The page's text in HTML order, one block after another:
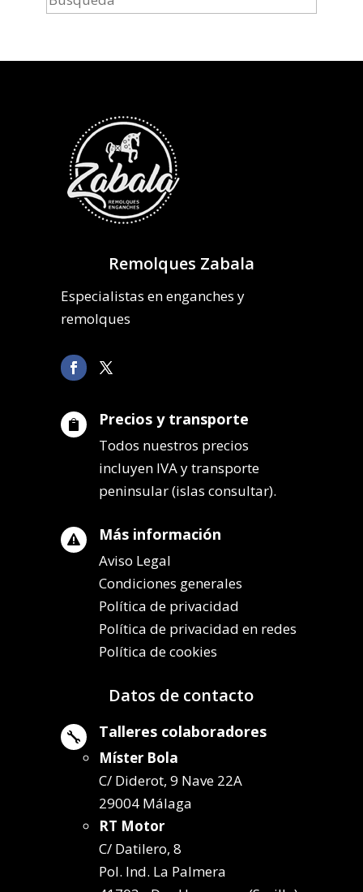
Remolques Zabala
Especialistas en enganches y
remolques
 Precios y transporte
Todos nuestros precios
incluyen IVA y transporte
peninsular (islas consultar).
 Más información
Aviso Legal
Condiciones generales
Política de privacidad
Política de privacidad en redes
Política de cookies
Datos de contacto
 Talleres colaboradores
Míster Bola
C/ Diderot, 9 Nave 22A
29004 Málaga
RT Motor
C/ Datilero, 8
Pol. Ind. La Palmera